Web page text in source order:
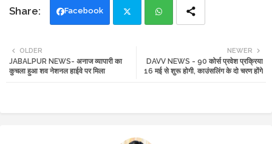
Facebook
tte ats
NEWER
DAVV NEWS - 90 कोर्स प्रवेश प्रक्रिया
16 मई से शुरू होगी, काउंसलिंग के दो चरण होंगे
OLDER
JABALPUR NEWS- अनाज व्यापारी का
कुचला हुआ शव नेशनल हाईवे पर मिला